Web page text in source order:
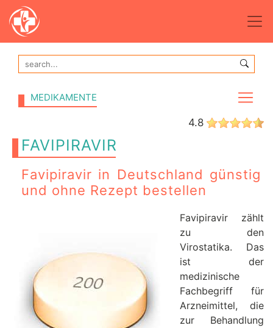
MEDIKAMENTE
FAVIPIRAVIR
Favipiravir in Deutschland günstig
und ohne Rezept bestellen
Favipiravir zählt
zu den
Virostatika. Das
ist der
medizinische
Fachbegriff für
Arzneimittel, die
zur Behandlung
4.8